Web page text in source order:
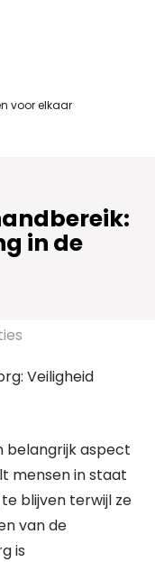
voor elkaar
in de
Veiligheid
belangrijk aspect
mensen in staat
blijven terwijl ze
van de
is